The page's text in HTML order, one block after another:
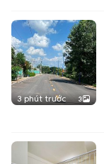
3 phút trước 3